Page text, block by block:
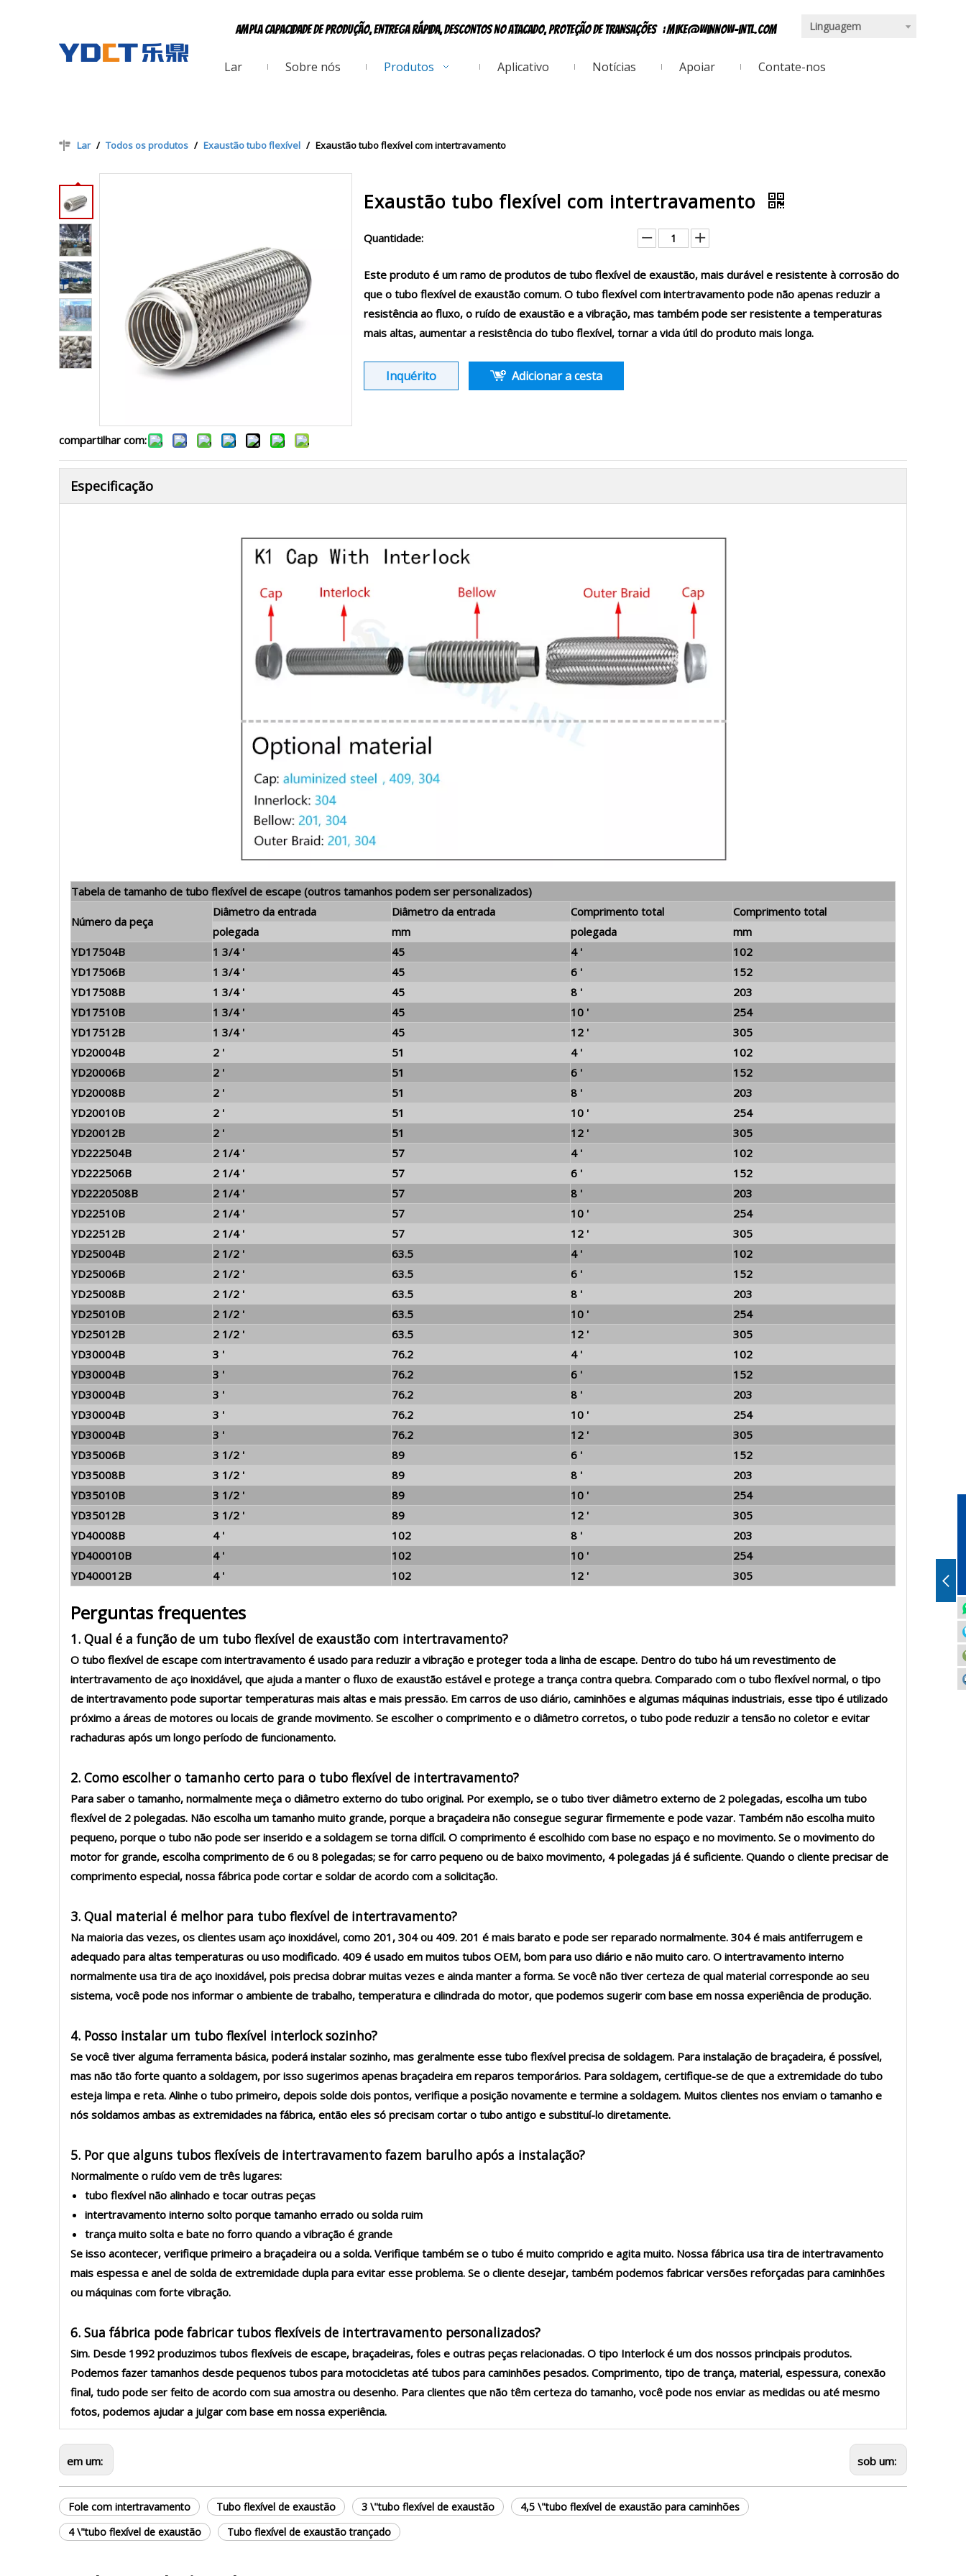
Ampla capacidade de produção, entrega rápida, descontos no atacado, proteção de transações :mike@winnow-intl.com Linguagem
Lar Sobre nós Produtos Aplicativo Notícias Apoiar Contate-nos
Lar / Todos os produtos / Exaustão tubo flexível / Exaustão tubo flexível com intertravamento
compartilhar com:
Exaustão tubo flexível com intertravamento
Quantidade:
Este produto é um ramo de produtos de tubo flexível de exaustão, mais durável e resistente à corrosão do
que o tubo flexível de exaustão comum. O tubo flexível com intertravamento pode não apenas reduzir a
resistência ao fluxo, o ruído de exaustão e a vibração, mas também pode ser resistente a temperaturas
mais altas, aumentar a resistência do tubo flexível, tornar a vida útil do produto mais longa.
Inquérito Adicionar a cesta
Especificação
Tabela de tamanho de tubo flexível de escape (outros tamanhos podem ser personalizados)
Número da peça
Diâmetro da entrada Diâmetro da entrada Comprimento total
Comprimento total
polegada
mm polegada
mm
YD17504B
1 3/4 ' 45 4 '
102
YD17506B
1 3/4 ' 45 6 '
152
YD17508B
1 3/4 ' 45 8 '
203
YD17510B
1 3/4 ' 45 10 '
254
YD17512B
1 3/4 ' 45 12 '
305
YD20004B
2 ' 51 4 '
102
YD20006B
2 ' 51 6 '
152
YD20008B
2 ' 51 8 '
203
YD20010B
2 ' 51 10 '
254
YD20012B
2 ' 51 12 '
305
YD222504B
2 1/4 ' 57 4 '
102
YD222506B
2 1/4 ' 57 6 '
152
YD2220508B
2 1/4 ' 57 8 '
203
YD22510B
2 1/4 ' 57 10 '
254
YD22512B
2 1/4 ' 57 12 '
305
YD25004B
2 1/2 ' 63.5 4 '
102
YD25006B
2 1/2 ' 63.5 6 '
152
YD25008B
2 1/2 ' 63.5 8 '
203
YD25010B
2 1/2 ' 63.5 10 '
254
YD25012B
2 1/2 ' 63.5 12 '
305
YD30004B
3 ' 76.2 4 '
102
YD30004B
3 ' 76.2 6 '
152
YD30004B
3 ' 76.2 8 '
203
YD30004B
3 ' 76.2 10 '
254
YD30004B
3 ' 76.2 12 '
305
YD35006B
3 1/2 ' 89 6 '
152
YD35008B
3 1/2 ' 89 8 '
203
YD35010B
3 1/2 ' 89 10 '
254
YD35012B
3 1/2 ' 89 12 '
305
YD40008B
4 ' 102 8 '
203
YD400010B
4 ' 102 10 '
254
YD400012B
4 ' 102 12 ' 305
Perguntas frequentes
1. Qual é a função de um tubo flexível de exaustão com intertravamento?
O tubo flexível de escape com intertravamento é usado para reduzir a vibração e proteger toda a linha de escape. Dentro do tubo há um revestimento de
intertravamento de aço inoxidável, que ajuda a manter o fluxo de exaustão estável e protege a trança contra quebra. Comparado com o tubo flexível normal, o tipo
de intertravamento pode suportar temperaturas mais altas e mais pressão. Em carros de uso diário, caminhões e algumas máquinas industriais, esse tipo é utilizado
próximo a áreas de motores ou locais de grande movimento. Se escolher o comprimento e o diâmetro corretos, o tubo pode reduzir a tensão no coletor e evitar
rachaduras após um longo período de funcionamento.
2. Como escolher o tamanho certo para o tubo flexível de intertravamento?
Para saber o tamanho, normalmente meça o diâmetro externo do tubo original. Por exemplo, se o tubo tiver diâmetro externo de 2 polegadas, escolha um tubo
flexível de 2 polegadas. Não escolha um tamanho muito grande, porque a braçadeira não consegue segurar firmemente e pode vazar. Também não escolha muito
pequeno, porque o tubo não pode ser inserido e a soldagem se torna difícil. O comprimento é escolhido com base no espaço e no movimento. Se o movimento do
motor for grande, escolha comprimento de 6 ou 8 polegadas; se for carro pequeno ou de baixo movimento, 4 polegadas já é suficiente. Quando o cliente precisar de
comprimento especial, nossa fábrica pode cortar e soldar de acordo com a solicitação.
3. Qual material é melhor para tubo flexível de intertravamento?
Na maioria das vezes, os clientes usam aço inoxidável, como 201, 304 ou 409. 201 é mais barato e pode ser reparado normalmente. 304 é mais antiferrugem e
adequado para altas temperaturas ou uso modificado. 409 é usado em muitos tubos OEM, bom para uso diário e não muito caro. O intertravamento interno
normalmente usa tira de aço inoxidável, pois precisa dobrar muitas vezes e ainda manter a forma. Se você não tiver certeza de qual material corresponde ao seu
sistema, você pode nos informar o ambiente de trabalho, temperatura e cilindrada do motor, que podemos sugerir com base em nossa experiência de produção.
4. Posso instalar um tubo flexível interlock sozinho?
Se você tiver alguma ferramenta básica, poderá instalar sozinho, mas geralmente esse tubo flexível precisa de soldagem. Para instalação de braçadeira, é possível,
mas não tão forte quanto a soldagem, por isso sugerimos apenas braçadeira em reparos temporários. Para soldagem, certifique-se de que a extremidade do tubo
esteja limpa e reta. Alinhe o tubo primeiro, depois solde dois pontos, verifique a posição novamente e termine a soldagem. Muitos clientes nos enviam o tamanho e
nós soldamos ambas as extremidades na fábrica, então eles só precisam cortar o tubo antigo e substituí-lo diretamente.
5. Por que alguns tubos flexíveis de intertravamento fazem barulho após a instalação?
Normalmente o ruído vem de três lugares:
tubo flexível não alinhado e tocar outras peças
intertravamento interno solto porque tamanho errado ou solda ruim
trança muito solta e bate no forro quando a vibração é grande
Se isso acontecer, verifique primeiro a braçadeira ou a solda. Verifique também se o tubo é muito comprido e agita muito. Nossa fábrica usa tira de intertravamento
mais espessa e anel de solda de extremidade dupla para evitar esse problema. Se o cliente desejar, também podemos fabricar versões reforçadas para caminhões
ou máquinas com forte vibração.
6. Sua fábrica pode fabricar tubos flexíveis de intertravamento personalizados?
Sim. Desde 1992 produzimos tubos flexíveis de escape, braçadeiras, foles e outras peças relacionadas. O tipo Interlock é um dos nossos principais produtos.
Podemos fazer tamanhos desde pequenos tubos para motocicletas até tubos para caminhões pesados. Comprimento, tipo de trança, material, espessura, conexão
final, tudo pode ser feito de acordo com sua amostra ou desenho. Para clientes que não têm certeza do tamanho, você pode nos enviar as medidas ou até mesmo
fotos, podemos ajudar a julgar com base em nossa experiência.
em um: sob um:
Fole com intertravamento Tubo flexível de exaustão 3 \"tubo flexível de exaustão
4,5 \"tubo flexível de exaustão para caminhões
4 \"tubo flexível de exaustão
Tubo flexível de exaustão trançado